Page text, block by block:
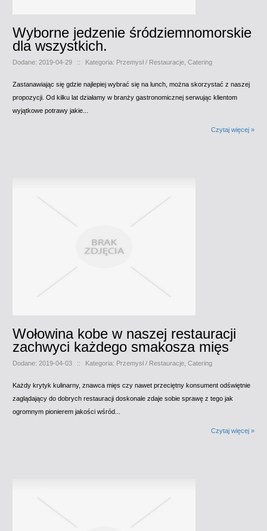
Wyborne jedzenie śródziemnomorskie
dla wszystkich.
Dodane: 2019-04-29 :: Kategoria: Przemysł / Restauracje, Catering
Zastanawiając się gdzie najlepiej wybrać się na lunch, można skorzystać z naszej
propozycji. Od kilku lat działamy w branży gastronomicznej serwując klientom
wyjątkowe potrawy jakie...
Czytaj więcej »
Wołowina kobe w naszej restauracji
zachwyci każdego smakosza mięs
Dodane: 2019-04-03 :: Kategoria: Przemysł / Restauracje, Catering
Każdy krytyk kulinarny, znawca mięs czy nawet przeciętny konsument odświętnie
zaglądający do dobrych restauracji doskonale zdaje sobie sprawę z tego jak
ogromnym pionierem jakości wśród...
Czytaj więcej »